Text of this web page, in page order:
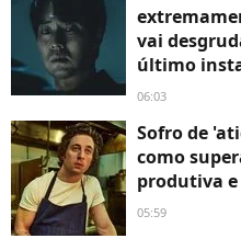
vai
último
06:03
Sofro de
como
produtiva
05:59